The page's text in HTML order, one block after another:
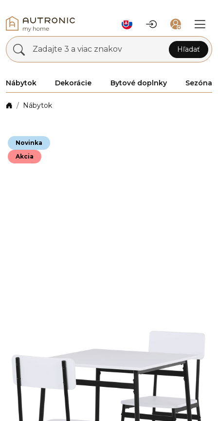
Zadajte 3 a viac znakov Hľadať
Nábytok Dekorácie Bytové doplnky Sezóna
Nábytok
Novinka
Akcia